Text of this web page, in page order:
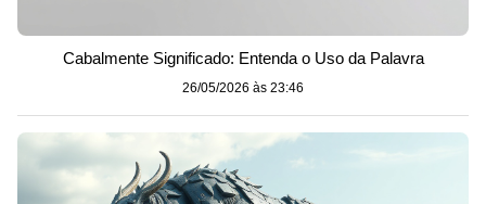
Cabalmente Significado: Entenda o Uso da Palavra
26/05/2026 às 23:46